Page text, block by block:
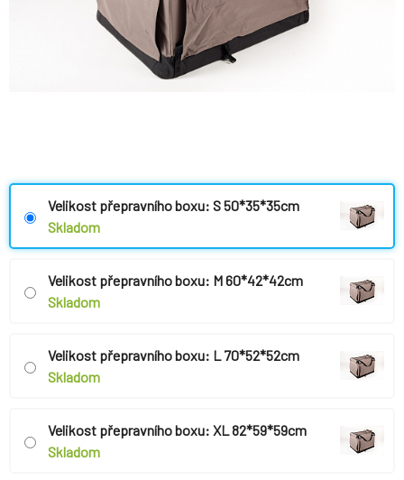
Velikost přepravního boxu: S 50*35*35cm
Skladom
Velikost přepravního boxu: M 60*42*42cm
Skladom
Velikost přepravního boxu: L 70*52*52cm
Skladom
Velikost přepravního boxu: XL 82*59*59cm
Skladom